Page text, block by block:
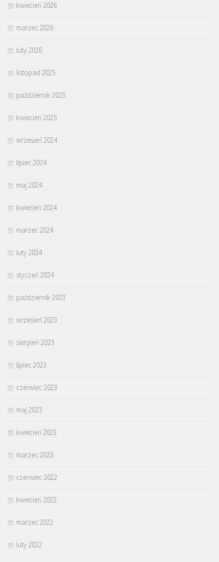
kwiecień 2026
marzec 2026
luty 2026
listopad 2025
październik 2025
kwiecień 2025
wrzesień 2024
lipiec 2024
maj 2024
kwiecień 2024
marzec 2024
luty 2024
styczeń 2024
październik 2023
wrzesień 2023
sierpień 2023
lipiec 2023
czerwiec 2023
maj 2023
kwiecień 2023
marzec 2023
czerwiec 2022
kwiecień 2022
marzec 2022
luty 2022